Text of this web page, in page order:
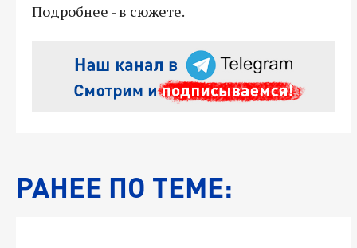
Подробнее - в сюжете.
РАНЕЕ ПО ТЕМЕ: